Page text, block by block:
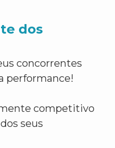
dos
concorrentes
performance!
competitivo
seus